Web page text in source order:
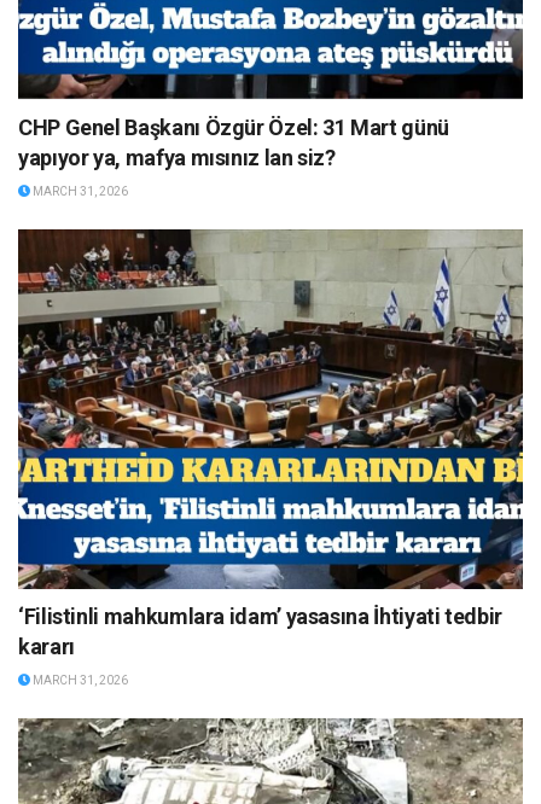
CHP Genel Başkanı Özgür Özel: 31 Mart günü
yapıyor ya, mafya mısınız lan siz?
MARCH 31, 2026
‘Filistinli mahkumlara idam’ yasasına İhtiyati tedbir
kararı
MARCH 31, 2026